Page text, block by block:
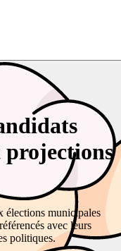
projections
élections municipales
avec leurs
politiques.